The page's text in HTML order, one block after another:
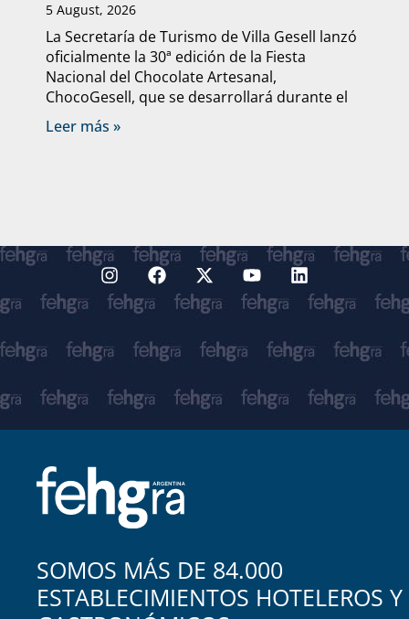
5 August, 2026
La Secretaría de Turismo de Villa Gesell lanzó
oficialmente la 30ª edición de la Fiesta
Nacional del Chocolate Artesanal,
ChocoGesell, que se desarrollará durante el
Leer más »
SOMOS MÁS DE 84.000
ESTABLECIMIENTOS HOTELEROS Y